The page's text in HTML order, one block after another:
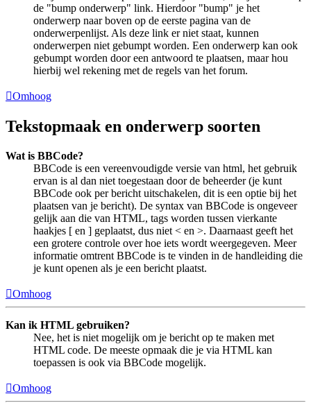
de "bump onderwerp" link. Hierdoor "bump" je het
onderwerp naar boven op de eerste pagina van de
onderwerpenlijst. Als deze link er niet staat, kunnen
onderwerpen niet gebumpt worden. Een onderwerp kan ook
gebumpt worden door een antwoord te plaatsen, maar hou
hierbij wel rekening met de regels van het forum.
Omhoog
Tekstopmaak en onderwerp soorten
Wat is BBCode?
BBCode is een vereenvoudigde versie van html, het gebruik
ervan is al dan niet toegestaan door de beheerder (je kunt
BBCode ook per bericht uitschakelen, dit is een optie bij het
plaatsen van je bericht). De syntax van BBCode is ongeveer
gelijk aan die van HTML, tags worden tussen vierkante
haakjes [ en ] geplaatst, dus niet < en >. Daarnaast geeft het
een grotere controle over hoe iets wordt weergegeven. Meer
informatie omtrent BBCode is te vinden in de handleiding die
je kunt openen als je een bericht plaatst.
Omhoog
Kan ik HTML gebruiken?
Nee, het is niet mogelijk om je bericht op te maken met
HTML code. De meeste opmaak die je via HTML kan
toepassen is ook via BBCode mogelijk.
Omhoog